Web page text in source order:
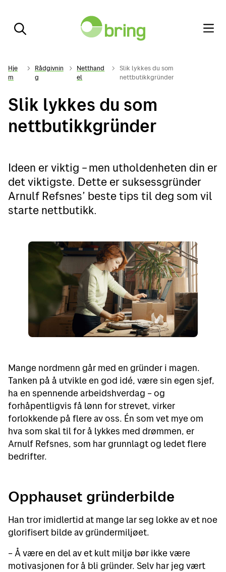
Hje
m
Rådgivnin
g
Netthand
el
Slik lykkes du som
nettbutikkgründer
Slik lykkes du som
nettbutikkgründer
Ideen er viktig – men utholdenheten din er
det viktigste. Dette er suksessgründer
Arnulf Refsnes’ beste tips til deg som vil
starte nettbutikk.
Mange nordmenn går med en gründer i magen.
Tanken på å utvikle en god idé, være sin egen sjef,
ha en spennende arbeidshverdag – og
forhåpentligvis få lønn for strevet, virker
forlokkende på flere av oss. Én som vet mye om
hva som skal til for å lykkes med drømmen, er
Arnulf Refsnes, som har grunnlagt og ledet flere
bedrifter.
Opphauset gründerbilde
Han tror imidlertid at mange lar seg lokke av et noe
glorifisert bilde av gründermiljøet.
– Å være en del av et kult miljø bør ikke være
motivasjonen for å bli gründer. Selv har jeg vært